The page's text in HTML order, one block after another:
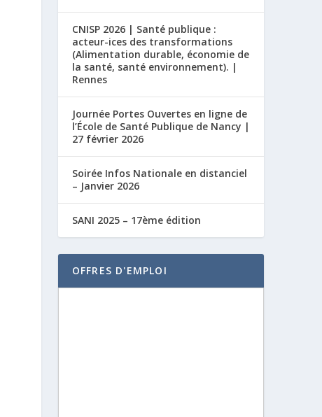
CNISP 2026 | Santé publique :
acteur-ices des transformations
(Alimentation durable, économie de
la santé, santé environnement). |
Rennes
Journée Portes Ouvertes en ligne de
l’École de Santé Publique de Nancy |
27 février 2026
Soirée Infos Nationale en distanciel
– Janvier 2026
SANI 2025 – 17ème édition
OFFRES D'EMPLOI